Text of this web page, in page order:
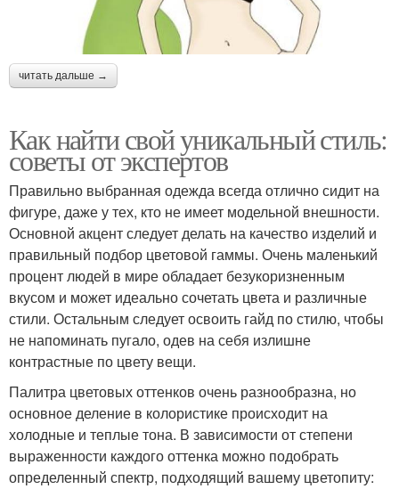
читать дальше →
Как найти свой уникальный стиль:
советы от экспертов
Правильно выбранная одежда всегда отлично сидит на
фигуре, даже у тех, кто не имеет модельной внешности.
Основной акцент следует делать на качество изделий и
правильный подбор цветовой гаммы. Очень маленький
процент людей в мире обладает безукоризненным
вкусом и может идеально сочетать цвета и различные
стили. Остальным следует освоить гайд по стилю, чтобы
не напоминать пугало, одев на себя излишне
контрастные по цвету вещи.
Палитра цветовых оттенков очень разнообразна, но
основное деление в колористике происходит на
холодные и теплые тона. В зависимости от степени
выраженности каждого оттенка можно подобрать
определенный спектр, подходящий вашему цветопиту: